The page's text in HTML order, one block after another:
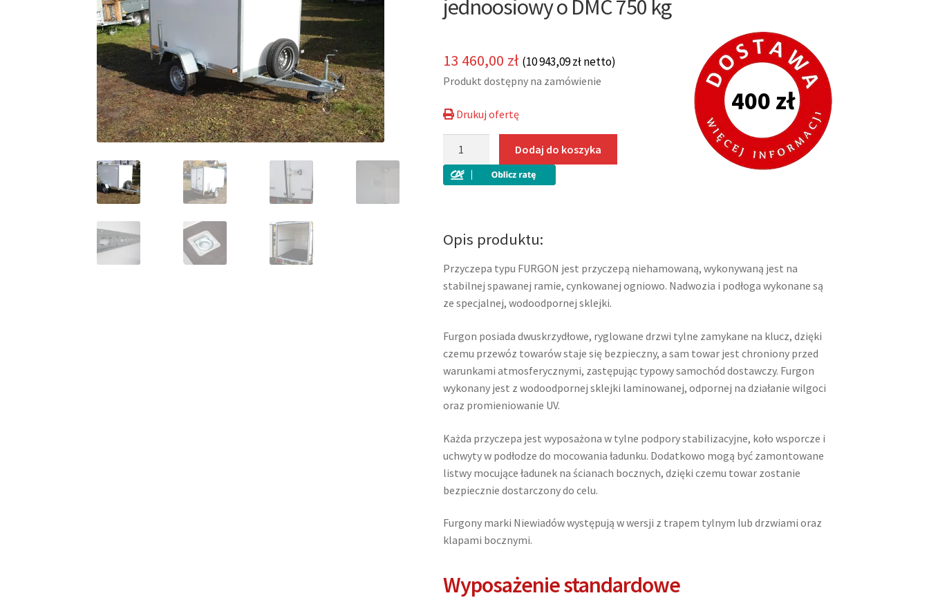
jednoosiowy o DMC 750 kg
13 460,00 zł (10 943,09złnetto)
400 zł
Produkt dostępny na zamówienie
Drukuj ofertę
sklejkowy
o
DMC
750
Dodaj do koszyka
Opis produktu:
Przyczepa typu FURGON jest przyczepą niehamowaną, wykonywaną jest na
stabilnej spawanej ramie, cynkowanej ogniowo. Nadwozia i podłoga wykonane są
ze specjalnej, wodoodpornej sklejki.
Furgon posiada dwuskrzydłowe, ryglowane drzwi tylne zamykane na klucz, dzięki
czemu przewóz towarów staje się bezpieczny, a sam towar jest chroniony przed
warunkami atmosferycznymi, zastępując typowy samochód dostawczy. Furgon
wykonany jest z wodoodpornej sklejki laminowanej, odpornej na działanie wilgoci
oraz promieniowanie UV.
Każda przyczepa jest wyposażona w tylne podpory stabilizacyjne, koło wsporcze i
uchwyty w podłodze do mocowania ładunku. Dodatkowo mogą być zamontowane
listwy mocujące ładunek na ścianach bocznych, dzięki czemu towar zostanie
bezpiecznie dostarczony do celu.
Furgony marki Niewiadów występują w wersji z trapem tylnym lub drzwiami oraz
klapami bocznymi.
Wyposażenie standardowe